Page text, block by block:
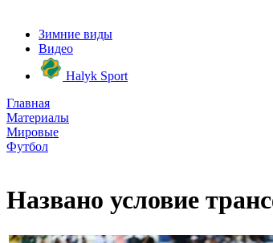
Зимние виды
Видео
Halyk Sport
Главная
Материалы
Мировые
Футбол
Названо условие